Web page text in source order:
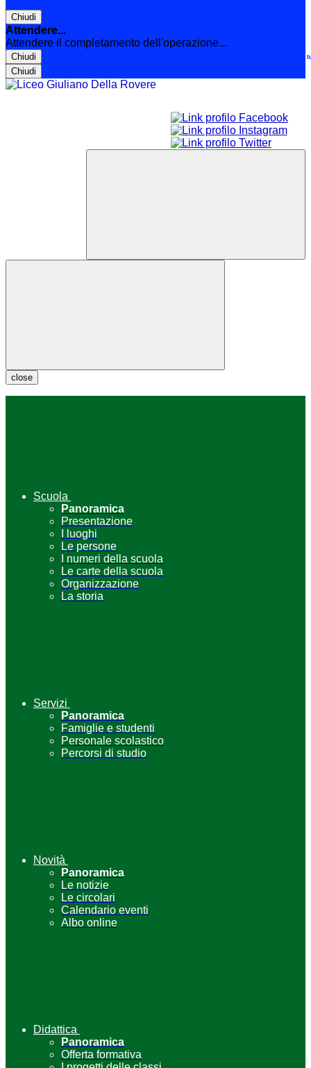
Chiudi
Attendere...
Attendere il completamento dell'operazione...
Chiudi
Chiudi
Le
close
Scuola
Panoramica
Presentazione
I luoghi
Le persone
I numeri della scuola
Le carte della scuola
Organizzazione
La storia
Servizi
Panoramica
Famiglie e studenti
Personale scolastico
Percorsi di studio
Novità
Panoramica
Le notizie
Le circolari
Calendario eventi
Albo online
Didattica
Panoramica
Offerta formativa